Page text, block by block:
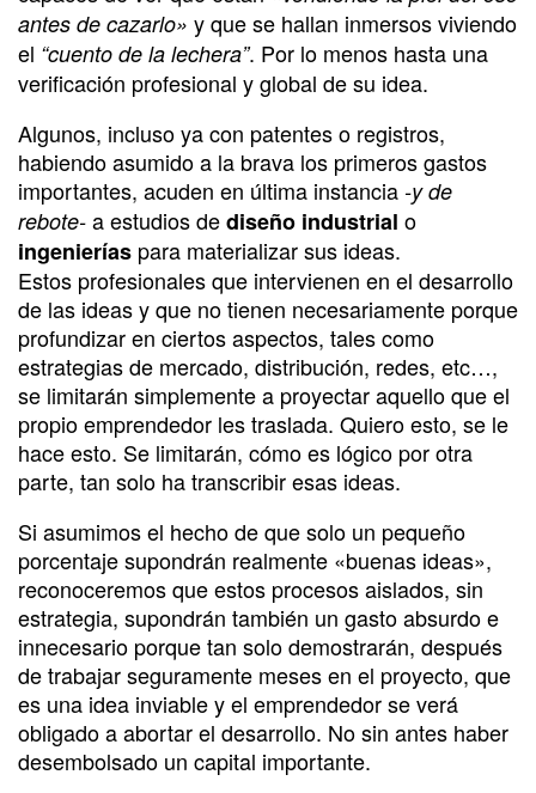
antes de cazarlo» y que se hallan inmersos viviendo
el “cuento de la lechera”. Por lo menos hasta una
verificación profesional y global de su idea.
Algunos, incluso ya con patentes o registros,
habiendo asumido a la brava los primeros gastos
importantes, acuden en última instancia -y de
rebote- a estudios dediseño industrial o
ingenierías para materializar sus ideas.
Estos profesionales que intervienen en el desarrollo
de las ideas y que no tienen necesariamente porque
profundizar en ciertos aspectos, tales como
estrategias de mercado, distribución, redes, etc…,
se limitarán simplemente a proyectar aquello que el
propio emprendedor les traslada. Quiero esto, se le
hace esto. Se limitarán, cómo es lógico por otra
parte, tan solo ha transcribir esas ideas.
Si asumimos el hecho de que solo un pequeño
porcentaje supondrán realmente «buenas ideas»,
reconoceremos que estos procesos aislados, sin
estrategia, supondrán también un gasto absurdo e
innecesario porque tan solo demostrarán, después
de trabajar seguramente meses en el proyecto, que
es una idea inviable y el emprendedor se verá
obligado a abortar el desarrollo. No sin antes haber
desembolsado un capital importante.